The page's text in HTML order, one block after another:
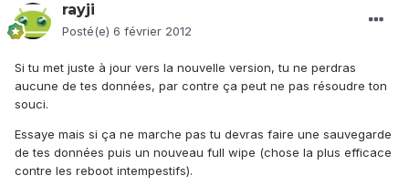
rayji
Posté(e) 6 février 2012
Si tu met juste à jour vers la nouvelle version, tu ne perdras
aucune de tes données, par contre ça peut ne pas résoudre ton
souci.
Essaye mais si ça ne marche pas tu devras faire une sauvegarde
de tes données puis un nouveau full wipe (chose la plus efficace
contre les reboot intempestifs).